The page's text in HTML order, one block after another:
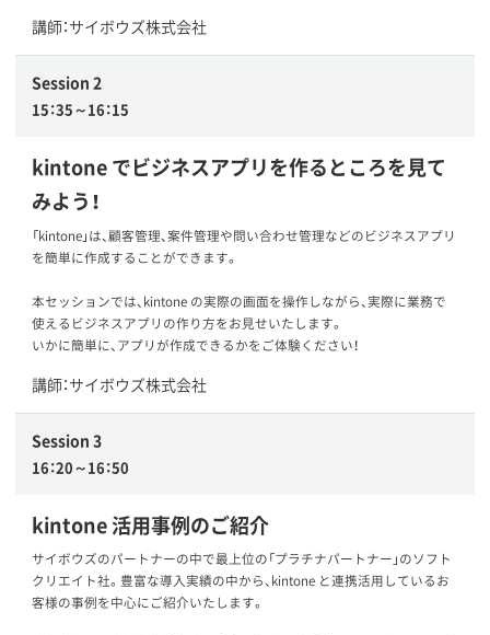
講師：サイボウズ株式会社
Session 2
15：35～16：15
kintone でビジネスアプリを作るところを見て
みよう！
「kintone」は、顧客管理、案件管理や問い合わせ管理などのビジネスアプリ
を簡単に作成することができます。
本セッションでは、kintone の実際の画面を操作しながら、実際に業務で
使えるビジネスアプリの作り方をお見せいたします。
いかに簡単に、アプリが作成できるかをご体験ください！
講師：サイボウズ株式会社
Session 3
16：20～16：50
kintone 活用事例のご紹介
サイボウズのパートナーの中で最上位の「プラチナパートナー」のソフト
クリエイト社。豊富な導入実績の中から、kintone と連携活用しているお
客様の事例を中心にご紹介いたします。